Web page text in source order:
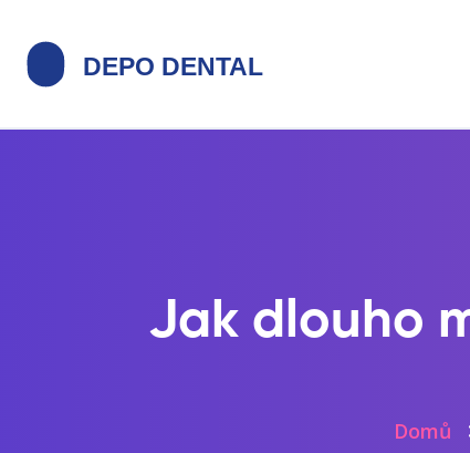
Jak dlouho
Domů